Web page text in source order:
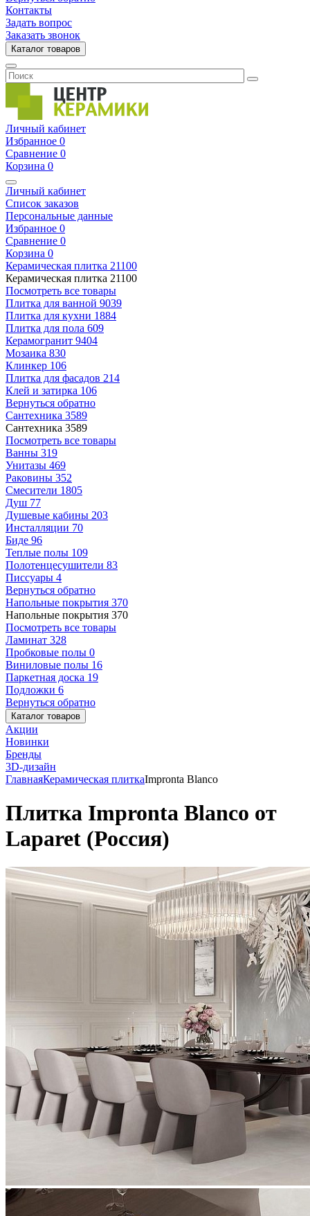
Контакты
Задать вопрос
Заказать звонок
Каталог товаров
Личный кабинет
Избранное 0
Сравнение 0
Корзина 0
Личный кабинет
Список заказов
Персональные данные
Избранное 0
Сравнение 0
Корзина 0
Керамическая плитка 21100
Керамическая плитка 21100
Посмотреть все товары
Плитка для ванной 9039
Плитка для кухни 1884
Плитка для пола 609
Керамогранит 9404
Мозаика 830
Клинкер 106
Плитка для фасадов 214
Клей и затирка 106
Вернуться обратно
Сантехника 3589
Сантехника 3589
Посмотреть все товары
Ванны 319
Унитазы 469
Раковины 352
Смесители 1805
Душ 77
Душевые кабины 203
Инсталляции 70
Биде 96
Теплые полы 109
Полотенцесушители 83
Писсуары 4
Вернуться обратно
Напольные покрытия 370
Напольные покрытия 370
Посмотреть все товары
Ламинат 328
Пробковые полы 0
Виниловые полы 16
Паркетная доска 19
Подложки 6
Вернуться обратно
Каталог товаров
Акции
Новинки
Бренды
3D-дизайн
ГлавнаяКерамическая плиткаImpronta Blanco
Плитка Impronta Blanco от
Laparet (Россия)